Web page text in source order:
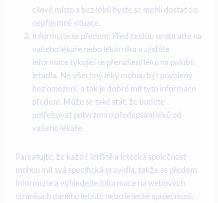
cílové místo a bez léků byste se mohli dostat do
nepříjemné situace.
Informujte se předem: Před cestou se obraťte na
vašeho lékaře nebo lékárníka a zjistěte
informace týkající se přenášení léků na palubě
letadla. Ne všechny léky mohou být povoleny
bez omezení, a tak je dobré mít tyto informace
předem. Může se také stát, že budete
potřebovat potvrzení o předepsání léků od
vašeho lékaře.
Pamatujte, že každé letiště a letecká společnost
mohou mít svá specifická pravidla, takže se předem
informujte a vyhledejte informace na webových
stránkách daného letiště nebo letecké společnosti.